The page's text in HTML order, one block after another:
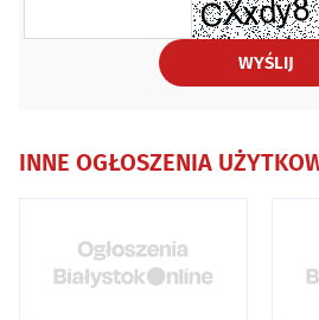
WYŚLIJ
INNE OGŁOSZENIA